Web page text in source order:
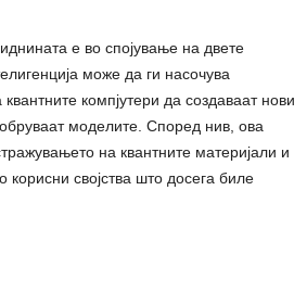
е во спојување на двете
може да ги насочува
компјутери да создаваат нови
моделите. Според нив, ова
на квантните материјали и
корисни својства што досега биле